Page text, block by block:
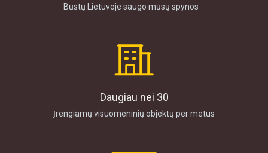
Būstų Lietuvoje saugo mūsų spynos
Daugiau nei 30
Įrengiamų visuomeninių objektų per metus